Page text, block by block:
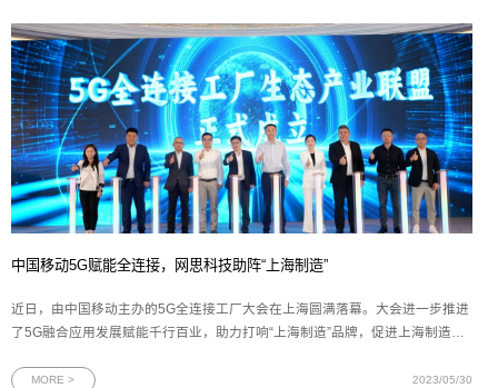
中国移动5G赋能全连接，网思科技助阵“上海制造”
近日，由中国移动主办的5G全连接工厂大会在上海圆满落幕。大会进一步推进
了5G融合应用发展赋能千行百业，助力打响“上海制造”品牌，促进上海制造业
伙伴，网思科技副总裁肖君应邀出席大会，并参与5G全连接工厂生态产业联盟
MORE > 2023/05/30